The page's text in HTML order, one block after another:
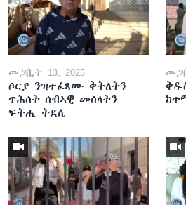
መጋቢት 13, 2025
ሶርያ ንዝተፈጸሙ ቅትለትን
ጥሕሰት ሰብኣዊ መሰላትን
ፍትሒ ትደሊ